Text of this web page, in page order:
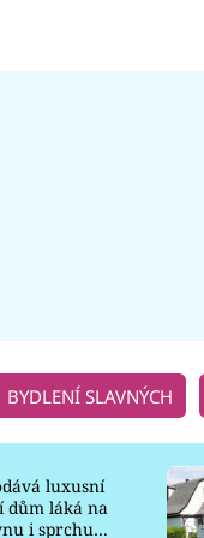
BYDLENÍ SLAVNÝCH
luxusní
dům láká na
i sprchu